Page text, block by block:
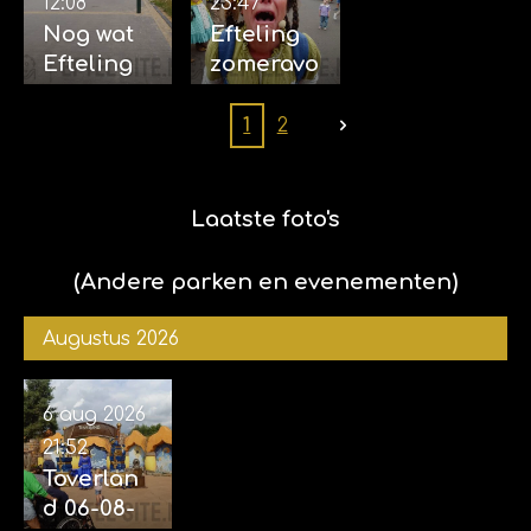
Nog wat
Efteling
Sophie)
Efteling
zomeravo
2025 (met
Sophie)
1 2
Laatste foto's
(Andere parken en evenementen)
Augustus 2026
Toverlan
d 06-08-
6 aug 2026
21:52